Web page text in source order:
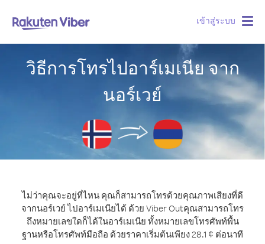
เข้าสู่ระบบ
วิธีการโทรไปอาร์เมเนีย จาก
นอร์เวย์
ไม่ว่าคุณจะอยู่ที่ไหน คุณก็สามารถโทรด้วยคุณภาพเสียงที่ดี
จากนอร์เวย์ ไปอาร์เมเนียได้ ด้วย Viber Outคุณสามารถโทร
ถึงหมายเลขใดก็ได้ในอาร์เมเนีย ทั้งหมายเลขโทรศัพท์พื้น
ฐานหรือโทรศัพท์มือถือ ด้วยราคาเริ่มต้นเพียง 28.1 ¢ ต่อนาที